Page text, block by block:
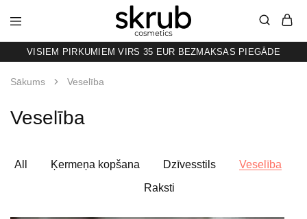
SKRUB
KAFIJAS
SKRUBIS
RAŽOTS
LATVIJĀ
VISIEM PIRKUMIEM VIRS 35 EUR BEZMAKSAS PIEGĀDE
Sākums Veselība
Veselība
All Ķermeņa kopšana Dzīvesstils
Veselība
Raksti